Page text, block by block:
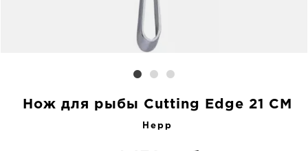
Нож для рыбы Cutting Edge 21 CM
Hepp